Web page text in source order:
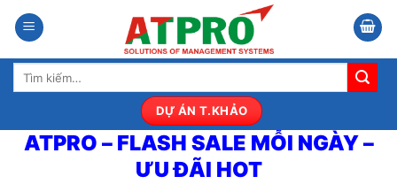
qua
nội
dung
Tìm
DỰ ÁN T.KHẢO
ATPRO – FLASH SALE MỖI NGÀY –
ƯU ĐÃI HOT